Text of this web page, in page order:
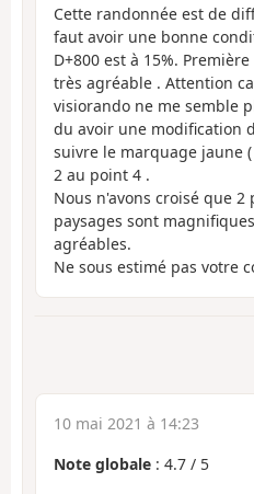
Cette randonnée est de
faut avoir une bonne
D+800 est à 15%.
très agréable . Attention
visiorando ne me semble
du avoir une modification
suivre le marquage jaune
2 au point 4 .
Nous n'avons croisé que 2
paysages sont
agréables.
Ne sous estimé pas votre
10 mai 2021 à 14:23
Note globale : 4.7 / 5